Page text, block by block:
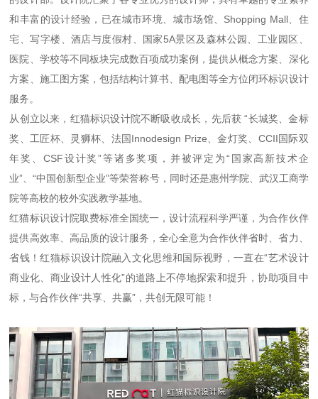
和丰富的设计经验，已在城市环境、城市场馆、Shopping Mall、住
宅、写字楼、酒店与度假村、国家5A景区及森林公园、工业园区、
医院、学校等不同板块完成数百项成功案例，提供从概念方案、深化
方案、施工图方案，包括结构计算书、配电图等全方位闭环标识设计
服务。
从创立以来，红猫标识设计院不断吸收成长，先后获 “长城奖、金标
奖、工匠杯、灵狮杯、法国Innodesign Prize、金灯奖、CCII国际双
年奖、CSF设计奖”等诸多奖项，并被评定为“国家高新技术企
业”、“中国创新型企业”等荣誉称号，同时还是惠州学院、武汉工商学
院等高校的校外实践教学基地。
红猫标识设计院取费标准全国统一，设计流程科学严谨，为合作伙伴
提供高效率、高品质的设计服务，全心全意为合作伙伴省时、省力、
省钱！红猫标识设计院融入文化思维和国际视野，一直在“艺术设计
商业化、商业设计人性化”的道路上不停地探索和提升，协助项目中
标，与合作伙伴“共享、共赢”，共创无限可能！